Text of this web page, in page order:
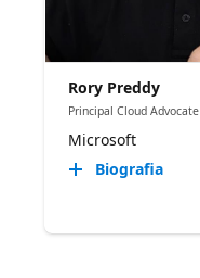
Rory Preddy
Principal Cloud Advocate
Microsoft
Biografia